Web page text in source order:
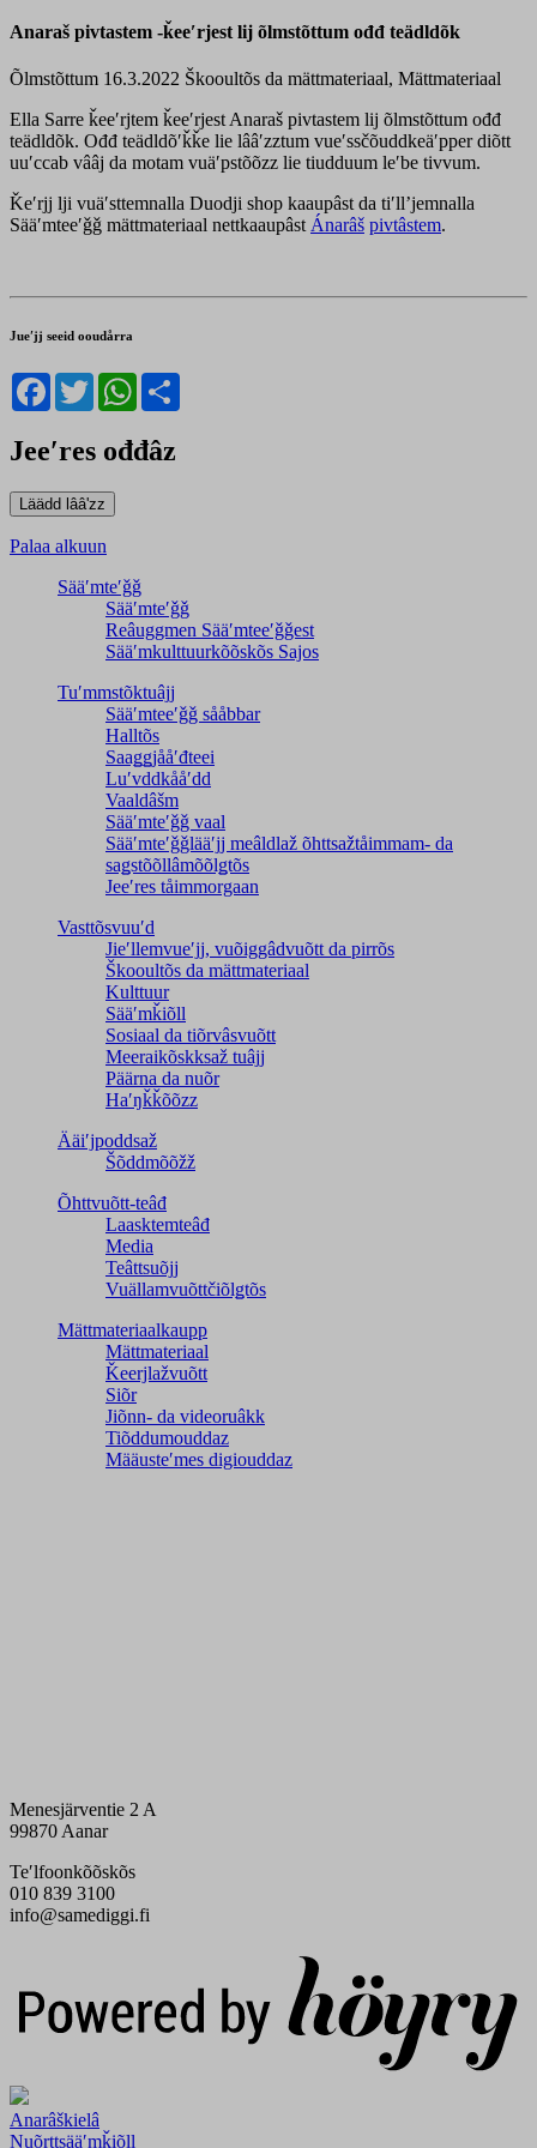
Anaraš pivtastem -ǩeeʹrjest lij õlmstõttum ođđ teädldõk
Õlmstõttum 16.3.2022 Škooultõs da mättmateriaal, Mättmateriaal
Ella Sarre ǩeeʹrjtem ǩeeʹrjest Anaraš pivtastem lij õlmstõttum ođđ
teädldõk. Ođđ teädldõʹǩǩe lie lââʹzztum vueʹssčõuddkeäʹpper diõtt
uuʹccab vââj da motam vuäʹpstõõzz lie tiudduum leʹbe tivvum.
Ǩeʹrjj lji vuäʹsttemnalla Duodji shop kaaupâst da tiʹllʼjemnalla
Sääʹmteeʹǧǧ mättmateriaal nettkaaupâst Ánarâš pivtâstem.
Jueʹjj seeid ooudårra
Facebook
TwitterWhatsApp
Jeeʹres ođđâz
Palaa alkuun
Sääʹmteʹǧǧ
Sääʹmteʹǧǧ
Reâuggmen Sääʹmteeʹǧǧest
Sääʹmkulttuurkõõskõs Sajos
Tuʹmmstõktuâjj
Sääʹmteeʹǧǧ sååbbar
Halltõs
Saaǥǥjååʹđteei
Luʹvddkååʹdd
Vaaldâšm
Sääʹmteʹǧǧ vaal
Sääʹmteʹǧǧlääʹjj meâldlaž õhttsažtåimmam- da
saǥstõõllâmõõlǥtõs
Jeeʹres tåimmorgaan
Vasttõsvuuʹd
Jieʹllemvueʹjj, vuõiggâdvuõtt da pirrõs
Škooultõs da mättmateriaal
Kulttuur
Sääʹmǩiõll
Sosiaal da tiõrvâsvuõtt
Meeraikõskksaž tuâjj
Päärna da nuõr
Haʹŋǩǩõõzz
Ääiʹjpoddsaž
Šõddmõõžž
Õhttvuõtt-teâđ
Laasktemteâđ
Media
Teâttsuõjj
Vuällamvuõttčiõlǥtõs
Mättmateriaalkaupp
Mättmateriaal
Ǩeerjlažvuõtt
Siõr
Jiõnn- da videoruâkk
Tiõddumouddaz
Määusteʹmes digiouddaz
Menesjärventie 2 A
99870 Aanar
Teʹlfoonkõõskõs
010 839 3100
info@samediggi.fi
Anarâškielâ
Nuõrttsääʹmǩiõll